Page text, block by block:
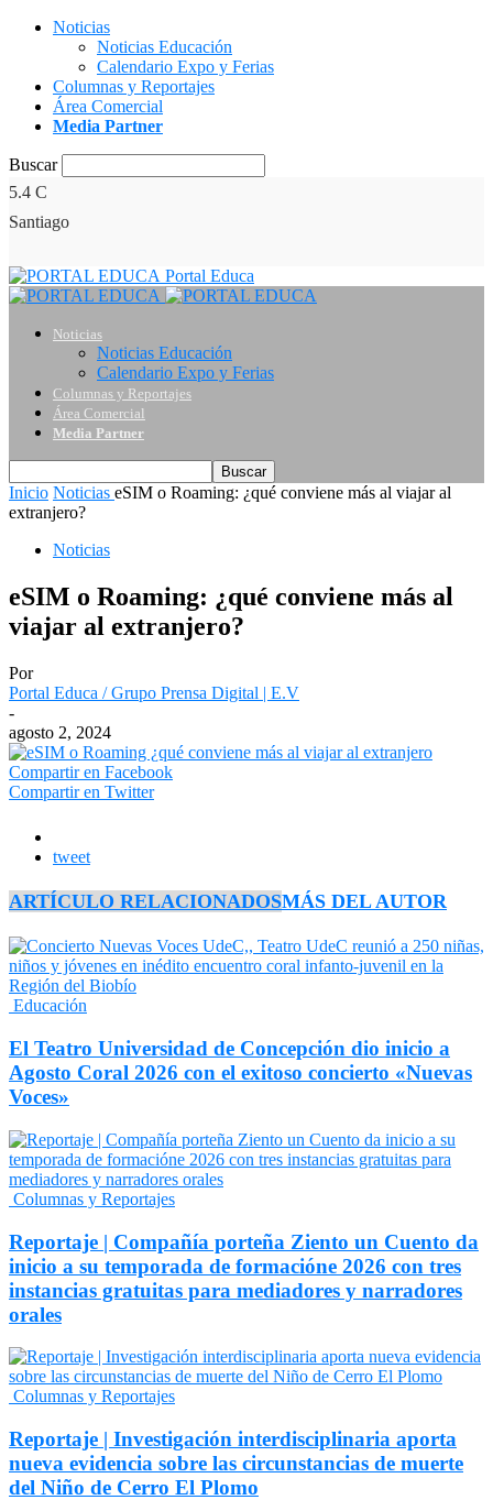
Noticias
Noticias Educación
Calendario Expo y Ferias
Columnas y Reportajes
Área Comercial
Media Partner
Buscar
5.4 C
Santiago
Portal Educa
Noticias
Noticias Educación
Calendario Expo y Ferias
Columnas y Reportajes
Área Comercial
Media Partner
Inicio Noticias eSIM o Roaming: ¿qué conviene más al viajar al
extranjero?
Noticias
eSIM o Roaming: ¿qué conviene más al
viajar al extranjero?
Por
Portal Educa / Grupo Prensa Digital | E.V
-
agosto 2, 2024
Compartir en Facebook
Compartir en Twitter
tweet
ARTÍCULO RELACIONADOSMÁS DEL AUTOR
Educación
El Teatro Universidad de Concepción dio inicio a
Agosto Coral 2026 con el exitoso concierto «Nuevas
Voces»
Columnas y Reportajes
Reportaje | Compañía porteña Ziento un Cuento da
inicio a su temporada de formacióne 2026 con tres
instancias gratuitas para mediadores y narradores
orales
Columnas y Reportajes
Reportaje | Investigación interdisciplinaria aporta
nueva evidencia sobre las circunstancias de muerte
del Niño de Cerro El Plomo